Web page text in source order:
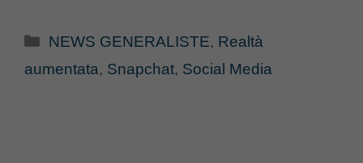
Categorie
NEWS GENERALISTE, Realtà
aumentata, Snapchat, Social Media